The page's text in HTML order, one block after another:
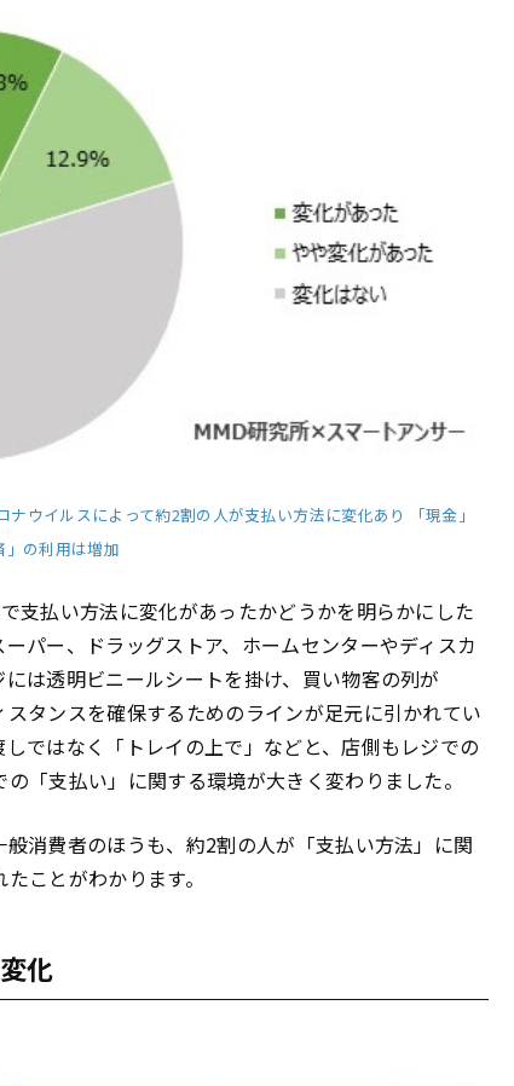
ウイルスによって約2割の人が支払い方法に変化あり 「現金」
」の利用は増加
支払い方法に変化があったかどうかを明らかにした
パー、ドラッグストア、ホームセンターやディスカ
は透明ビニールシートを掛け、買い物客の列が
スタンスを確保するためのラインが足元に引かれてい
ではなく「トレイの上で」などと、店側もレジでの
「支払い」に関する環境が大きく変わりました。
消費者のほうも、約2割の人が「支払い方法」に関
ことがわかります。
化